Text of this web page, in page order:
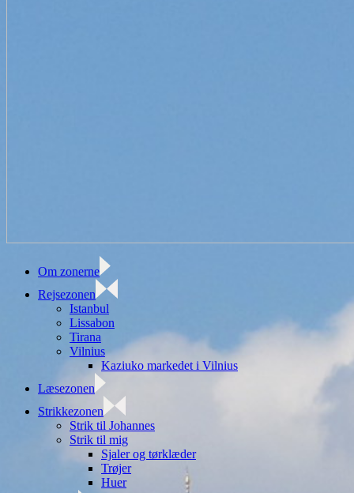
Om zonerne
Rejsezonen
Istanbul
Lissabon
Tirana
Vilnius
Kaziuko markedet i Vilnius
Læsezonen
Strikkezonen
Strik til Johannes
Strik til mig
Sjaler og tørklæder
Trøjer
Huer